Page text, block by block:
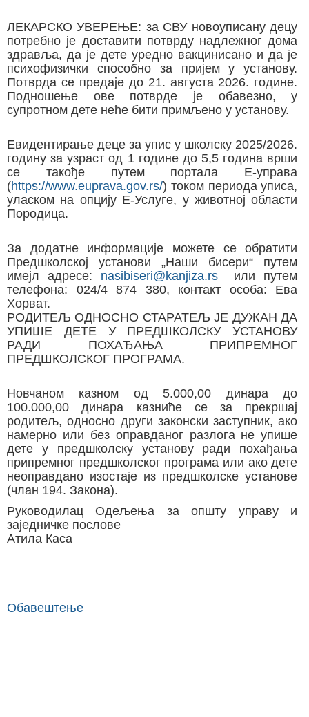
ЛЕКАРСКО УВЕРЕЊЕ: за СВУ новоуписану децу
потребно је доставити потврду надлежног дома
здравља, да је дете уредно вакцинисано и да је
психофизички способно за пријем у установу.
Потврда се предаје до 21. августа 2026. године.
Подношење ове потврде је обавезно, у
супротном дете неће бити примљено у установу.
Евидентирање деце за упис у школску 2025/2026.
годину за узраст од 1 године до 5,5 година врши
се такође путем портала Е-управа
(https://www.euprava.gov.rs/) током периода уписа,
уласком на опцију Е-Услуге, у животној области
Породица.
За додатне информације можете се обратити
Предшколској установи „Наши бисери“ путем
имејл адресе: nasibiseri@kanjiza.rsили путем
телефона: 024/4 874 380, контакт особа: Ева
Хорват.
РОДИТЕЉ ОДНОСНО СТАРАТЕЉ ЈЕ ДУЖАН ДА
УПИШЕ ДЕТЕ У ПРЕДШКОЛСКУ УСТАНОВУ
РАДИ ПОХАЂАЊА ПРИПРЕМНОГ
ПРЕДШКОЛСКОГ ПРОГРАМА.
Новчаном казном од 5.000,00 динара до
100.000,00 динара казниће се за прекршај
родитељ, односно други законски заступник, ако
намерно или без оправданог разлога не упише
дете у предшколску установу ради похађања
припремног предшколског програма или ако дете
неоправдано изостаје из предшколске установе
(члан 194. Закона).
Руководилац Одељења за општу управу и
заједничке послове
Атила Каса
Обавештење